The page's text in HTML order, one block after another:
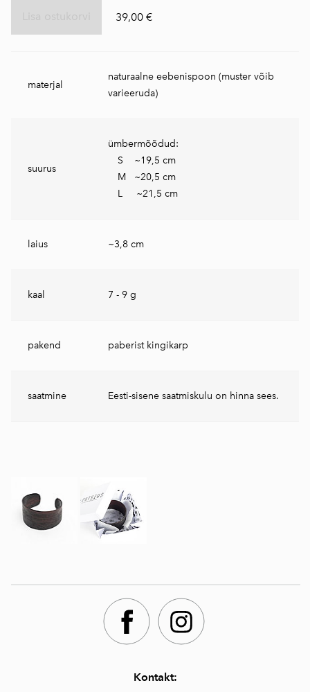
39,00 €
materjal
naturaalne eebenispoon (muster võib
varieeruda)
suurus
ümbermõõdud:
S ~19,5 cm
M ~20,5 cm
L ~21,5 cm
laius ~3,8 cm
kaal 7 - 9 g
pakend paberist kingikarp
saatmine Eesti-sisene saatmiskulu on hinna sees.
Kontakt: